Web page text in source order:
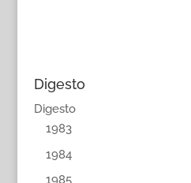
Digesto
Digesto
1983
1984
1985